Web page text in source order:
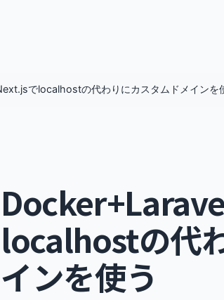
でlocalhostの代わりにカスタムドメインを
localhostの代
インを使う